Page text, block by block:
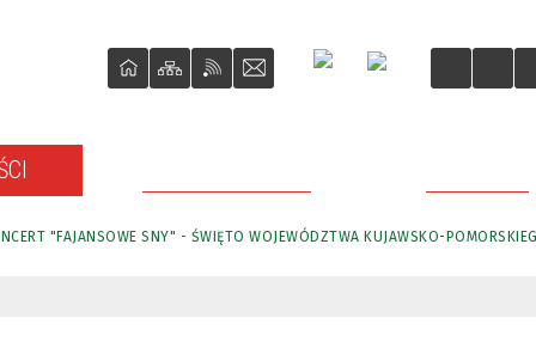
"FAJANSOWE SNY" - ŚWIĘTO WOJEWÓDZTWA KUJAWSKO-